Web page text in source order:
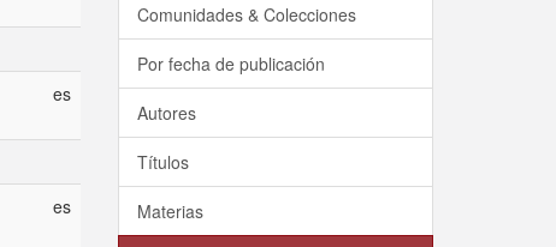
es
es
Comunidades & Colecciones
Por fecha de publicación
Autores
Títulos
Materias